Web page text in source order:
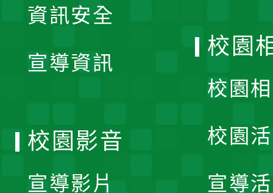
資訊安全
宣導資訊
校園
校園
校園
宣導
校園影音
宣導影片